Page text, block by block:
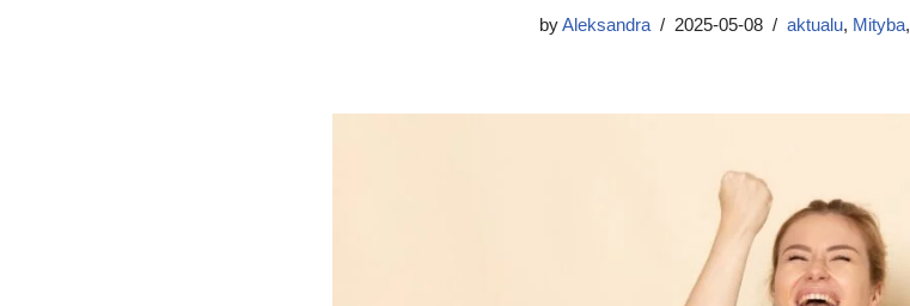
byAleksandra 2025-05-08 aktualu, Mityba,